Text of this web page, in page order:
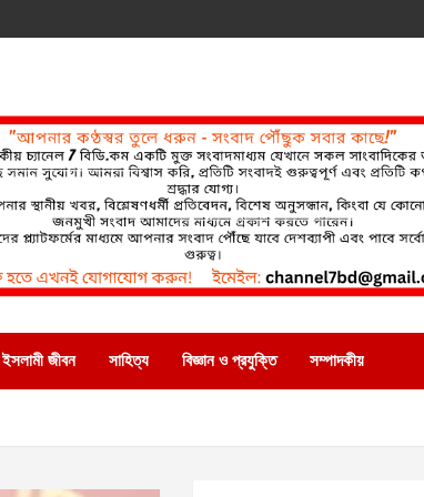
ইসলামী জীবন সাহিত্য বিজ্ঞান ও প্রযুক্তি সম্পাদকীয়